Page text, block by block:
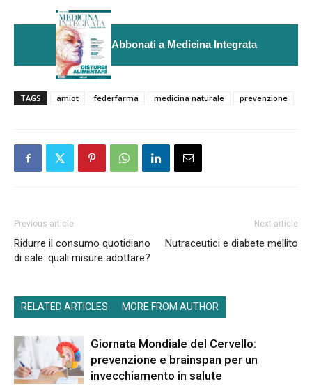
Abbonati a Medicina Integrata
TAGS amiot federfarma medicina naturale prevenzione
Previous article
Ridurre il consumo quotidiano
di sale: quali misure adottare?
Next article
Nutraceutici e diabete mellito
RELATED ARTICLES MORE FROM AUTHOR
Giornata Mondiale del Cervello:
prevenzione e brainspan per un
invecchiamento in salute